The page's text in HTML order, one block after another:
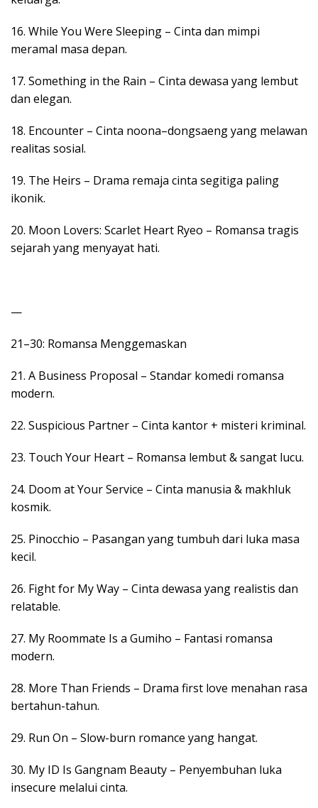
16. While You Were Sleeping – Cinta dan mimpi
meramal masa depan.
17. Something in the Rain – Cinta dewasa yang lembut
dan elegan.
18. Encounter – Cinta noona–dongsaeng yang melawan
realitas sosial.
19. The Heirs – Drama remaja cinta segitiga paling
ikonik.
20. Moon Lovers: Scarlet Heart Ryeo – Romansa tragis
sejarah yang menyayat hati.
—
21–30: Romansa Menggemaskan
21. A Business Proposal – Standar komedi romansa
modern.
22. Suspicious Partner – Cinta kantor + misteri kriminal.
23. Touch Your Heart – Romansa lembut & sangat lucu.
24. Doom at Your Service – Cinta manusia & makhluk
kosmik.
25. Pinocchio – Pasangan yang tumbuh dari luka masa
kecil.
26. Fight for My Way – Cinta dewasa yang realistis dan
relatable.
27. My Roommate Is a Gumiho – Fantasi romansa
modern.
28. More Than Friends – Drama first love menahan rasa
bertahun-tahun.
29. Run On – Slow-burn romance yang hangat.
30. My ID Is Gangnam Beauty – Penyembuhan luka
insecure melalui cinta.